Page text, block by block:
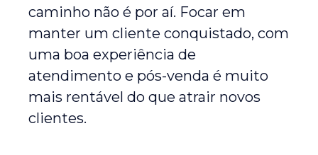
caminho não é por aí. Focar em
manter um cliente conquistado, com
uma boa experiência de
atendimento e pós-venda é muito
mais rentável do que atrair novos
clientes.